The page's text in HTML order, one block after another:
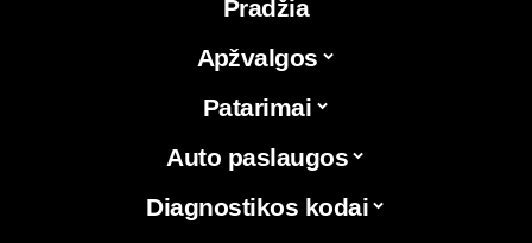
Pradžia
Apžvalgos
Patarimai
Auto paslaugos
Diagnostikos kodai